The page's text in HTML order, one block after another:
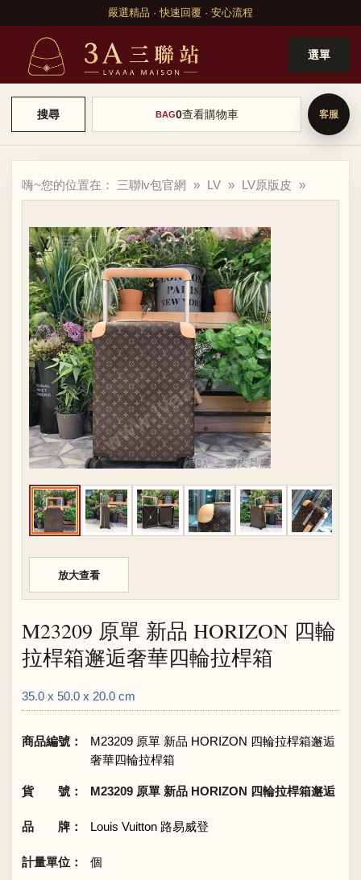
嚴選精品 · 快速回覆 · 安心流程
選單
搜尋 BAG0查看購物車
嗨~您的位置在： 三聯lv包官網 » LV » LV原版皮 »
放大查看
M23209 原單 新品 HORIZON 四輪
拉桿箱邂逅奢華四輪拉桿箱
35.0 x 50.0 x 20.0 cm
商品編號：
M23209 原單 新品 HORIZON 四輪拉桿箱邂逅
奢華四輪拉桿箱
貨 號： M23209 原單 新品 HORIZON 四輪拉桿箱邂逅
品 牌： Louis Vuitton 路易威登
計量單位： 個